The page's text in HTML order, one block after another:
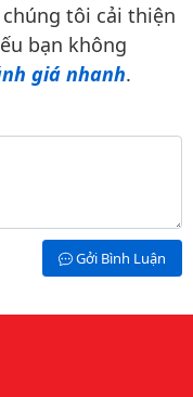
tôi cải thiện
bạn không
giá nhanh.
Gởi Bình Luận